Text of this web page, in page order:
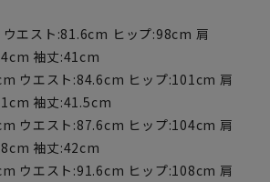
エスト:81.6cm ヒップ:98cm 肩
袖丈:41cm
ウエスト:84.6cm ヒップ:101cm 肩
袖丈:41.5cm
ウエスト:87.6cm ヒップ:104cm 肩
袖丈:42cm
ウエスト:91.6cm ヒップ:108cm 肩